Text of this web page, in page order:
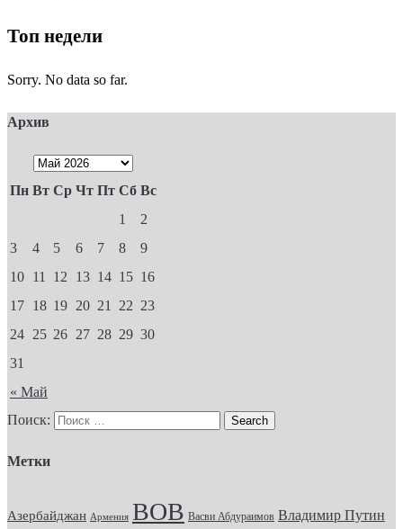
Топ недели
Sorry. No data so far.
Архив
Пн Вт Ср Чт Пт Сб Вс
« Май
1
2
3
4 5 6 7 8
9
10 11 12 13 14 15 16
17 18 19 20 21 22 23
24 25 26 27 28 29 30
31
Поиск:
Метки
Азербайджан Армения ВОВ Васви Абдураимов Владимир Путин